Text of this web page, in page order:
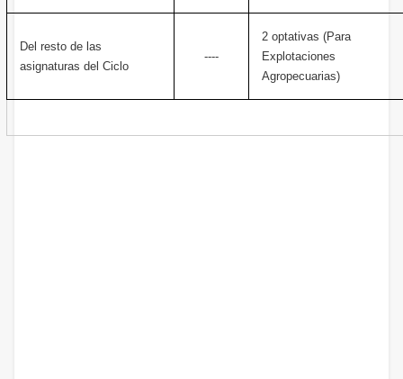
Del resto de las
asignaturas del Ciclo
----
2 optativas (Para
Explotaciones
Agropecuarias)